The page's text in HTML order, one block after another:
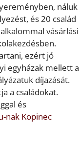
náluk
és 20 család
vásárlási
ezért jó
egyházak mellett a
díjazását.
a családokat.
és
nak Kopinec